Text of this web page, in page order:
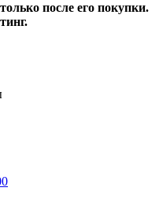
после его покупки.